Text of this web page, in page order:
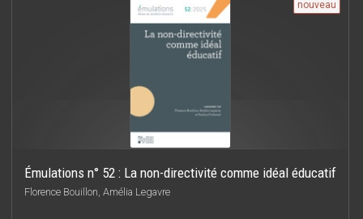
nouveau
Émulations n° 52 : La non-directivité comme idéal éducatif
Florence Bouillon, Amélia Legavre